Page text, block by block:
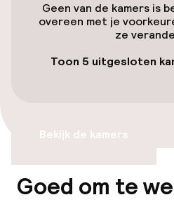
Lift
Entertainment
Tuin
Terras
Geen van de kamers is
overeen met je
ze
Toon 5 uitgesloten
Bekijk de kamers
Goed om te